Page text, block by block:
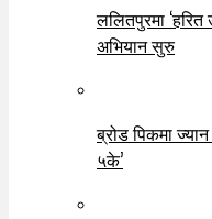
ललितपुरमा ‘हरित
अभियान सुरु
ब्रोड पिकमा
५के’